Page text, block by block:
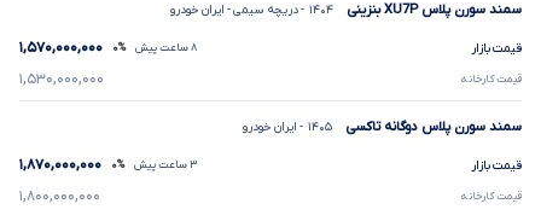
سمند سورن پلاسXU7Pبنزینی ۱۴۰۴ - دریچه سیمی- ایران خودرو
قیمت بازار ۸ ساعت پیش ۰% ۱,۵۷۰,۰۰۰,۰۰۰
قیمت کارخانه ۱,۵۳۰,۰۰۰,۰۰۰
سمند سورن پلاس دوگانه تاکسی ۱۴۰۵ - ایران خودرو
قیمت بازار ۳ ساعت پیش ۰% ۱,۸۷۰,۰۰۰,۰۰۰
قیمت کارخانه ۱,۸۰۰,۰۰۰,۰۰۰